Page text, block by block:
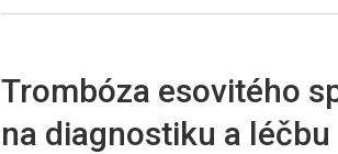
Trombóza esovitého
na diagnostiku a léčbu